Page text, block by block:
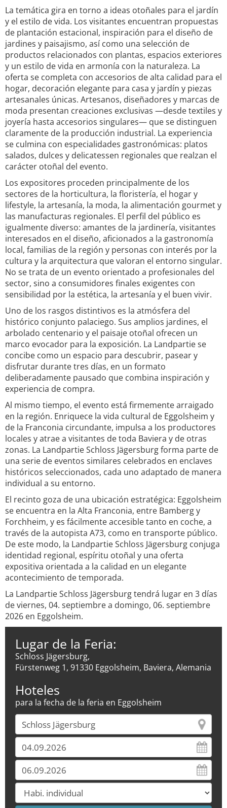
La temática gira en torno a ideas otoñales para el jardín
y el estilo de vida. Los visitantes encuentran propuestas
de plantación estacional, inspiración para el diseño de
jardines y paisajismo, así como una selección de
productos relacionados con plantas, espacios exteriores
y un estilo de vida en armonía con la naturaleza. La
oferta se completa con accesorios de alta calidad para el
hogar, decoración elegante para casa y jardín y piezas
artesanales únicas. Artesanos, diseñadores y marcas de
moda presentan creaciones exclusivas —desde textiles y
joyería hasta accesorios singulares— que se distinguen
claramente de la producción industrial. La experiencia
se culmina con especialidades gastronómicas: platos
salados, dulces y delicatessen regionales que realzan el
carácter otoñal del evento.
Los expositores proceden principalmente de los
sectores de la horticultura, la floristería, el hogar y
lifestyle, la artesanía, la moda, la alimentación gourmet y
las manufacturas regionales. El perfil del público es
igualmente diverso: amantes de la jardinería, visitantes
interesados en el diseño, aficionados a la gastronomía
local, familias de la región y personas con interés por la
cultura y la arquitectura que valoran el entorno singular.
No se trata de un evento orientado a profesionales del
sector, sino a consumidores finales exigentes con
sensibilidad por la estética, la artesanía y el buen vivir.
Uno de los rasgos distintivos es la atmósfera del
histórico conjunto palaciego. Sus amplios jardines, el
arbolado centenario y el paisaje otoñal ofrecen un
marco evocador para la exposición. La Landpartie se
concibe como un espacio para descubrir, pasear y
disfrutar durante tres días, en un formato
deliberadamente pausado que combina inspiración y
experiencia de compra.
Al mismo tiempo, el evento está firmemente arraigado
en la región. Enriquece la vida cultural de Eggolsheim y
de la Franconia circundante, impulsa a los productores
locales y atrae a visitantes de toda Baviera y de otras
zonas. La Landpartie Schloss Jägersburg forma parte de
una serie de eventos similares celebrados en enclaves
históricos seleccionados, cada uno adaptado de manera
individual a su entorno.
El recinto goza de una ubicación estratégica: Eggolsheim
se encuentra en la Alta Franconia, entre Bamberg y
Forchheim, y es fácilmente accesible tanto en coche, a
través de la autopista A73, como en transporte público.
De este modo, la Landpartie Schloss Jägersburg conjuga
identidad regional, espíritu otoñal y una oferta
expositiva orientada a la calidad en un elegante
acontecimiento de temporada.
La Landpartie Schloss Jägersburg tendrá lugar en 3 días
de viernes, 04. septiembre a domingo, 06. septiembre
2026 en Eggolsheim.
Lugar de la Feria:
Schloss Jägersburg,
Fürstenweg 1, 91330 Eggolsheim, Baviera, Alemania
Hoteles
para la fecha de la feria en Eggolsheim